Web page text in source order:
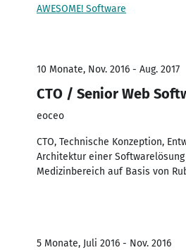
AWESOME! Software
10 Monate, Nov. 2016 - Aug. 2017
CTO / Senior Web
eoceo
CTO, Technische Konzeption,
Architektur einer
Medizinbereich auf Basis von
5 Monate, Juli 2016 - Nov. 2016